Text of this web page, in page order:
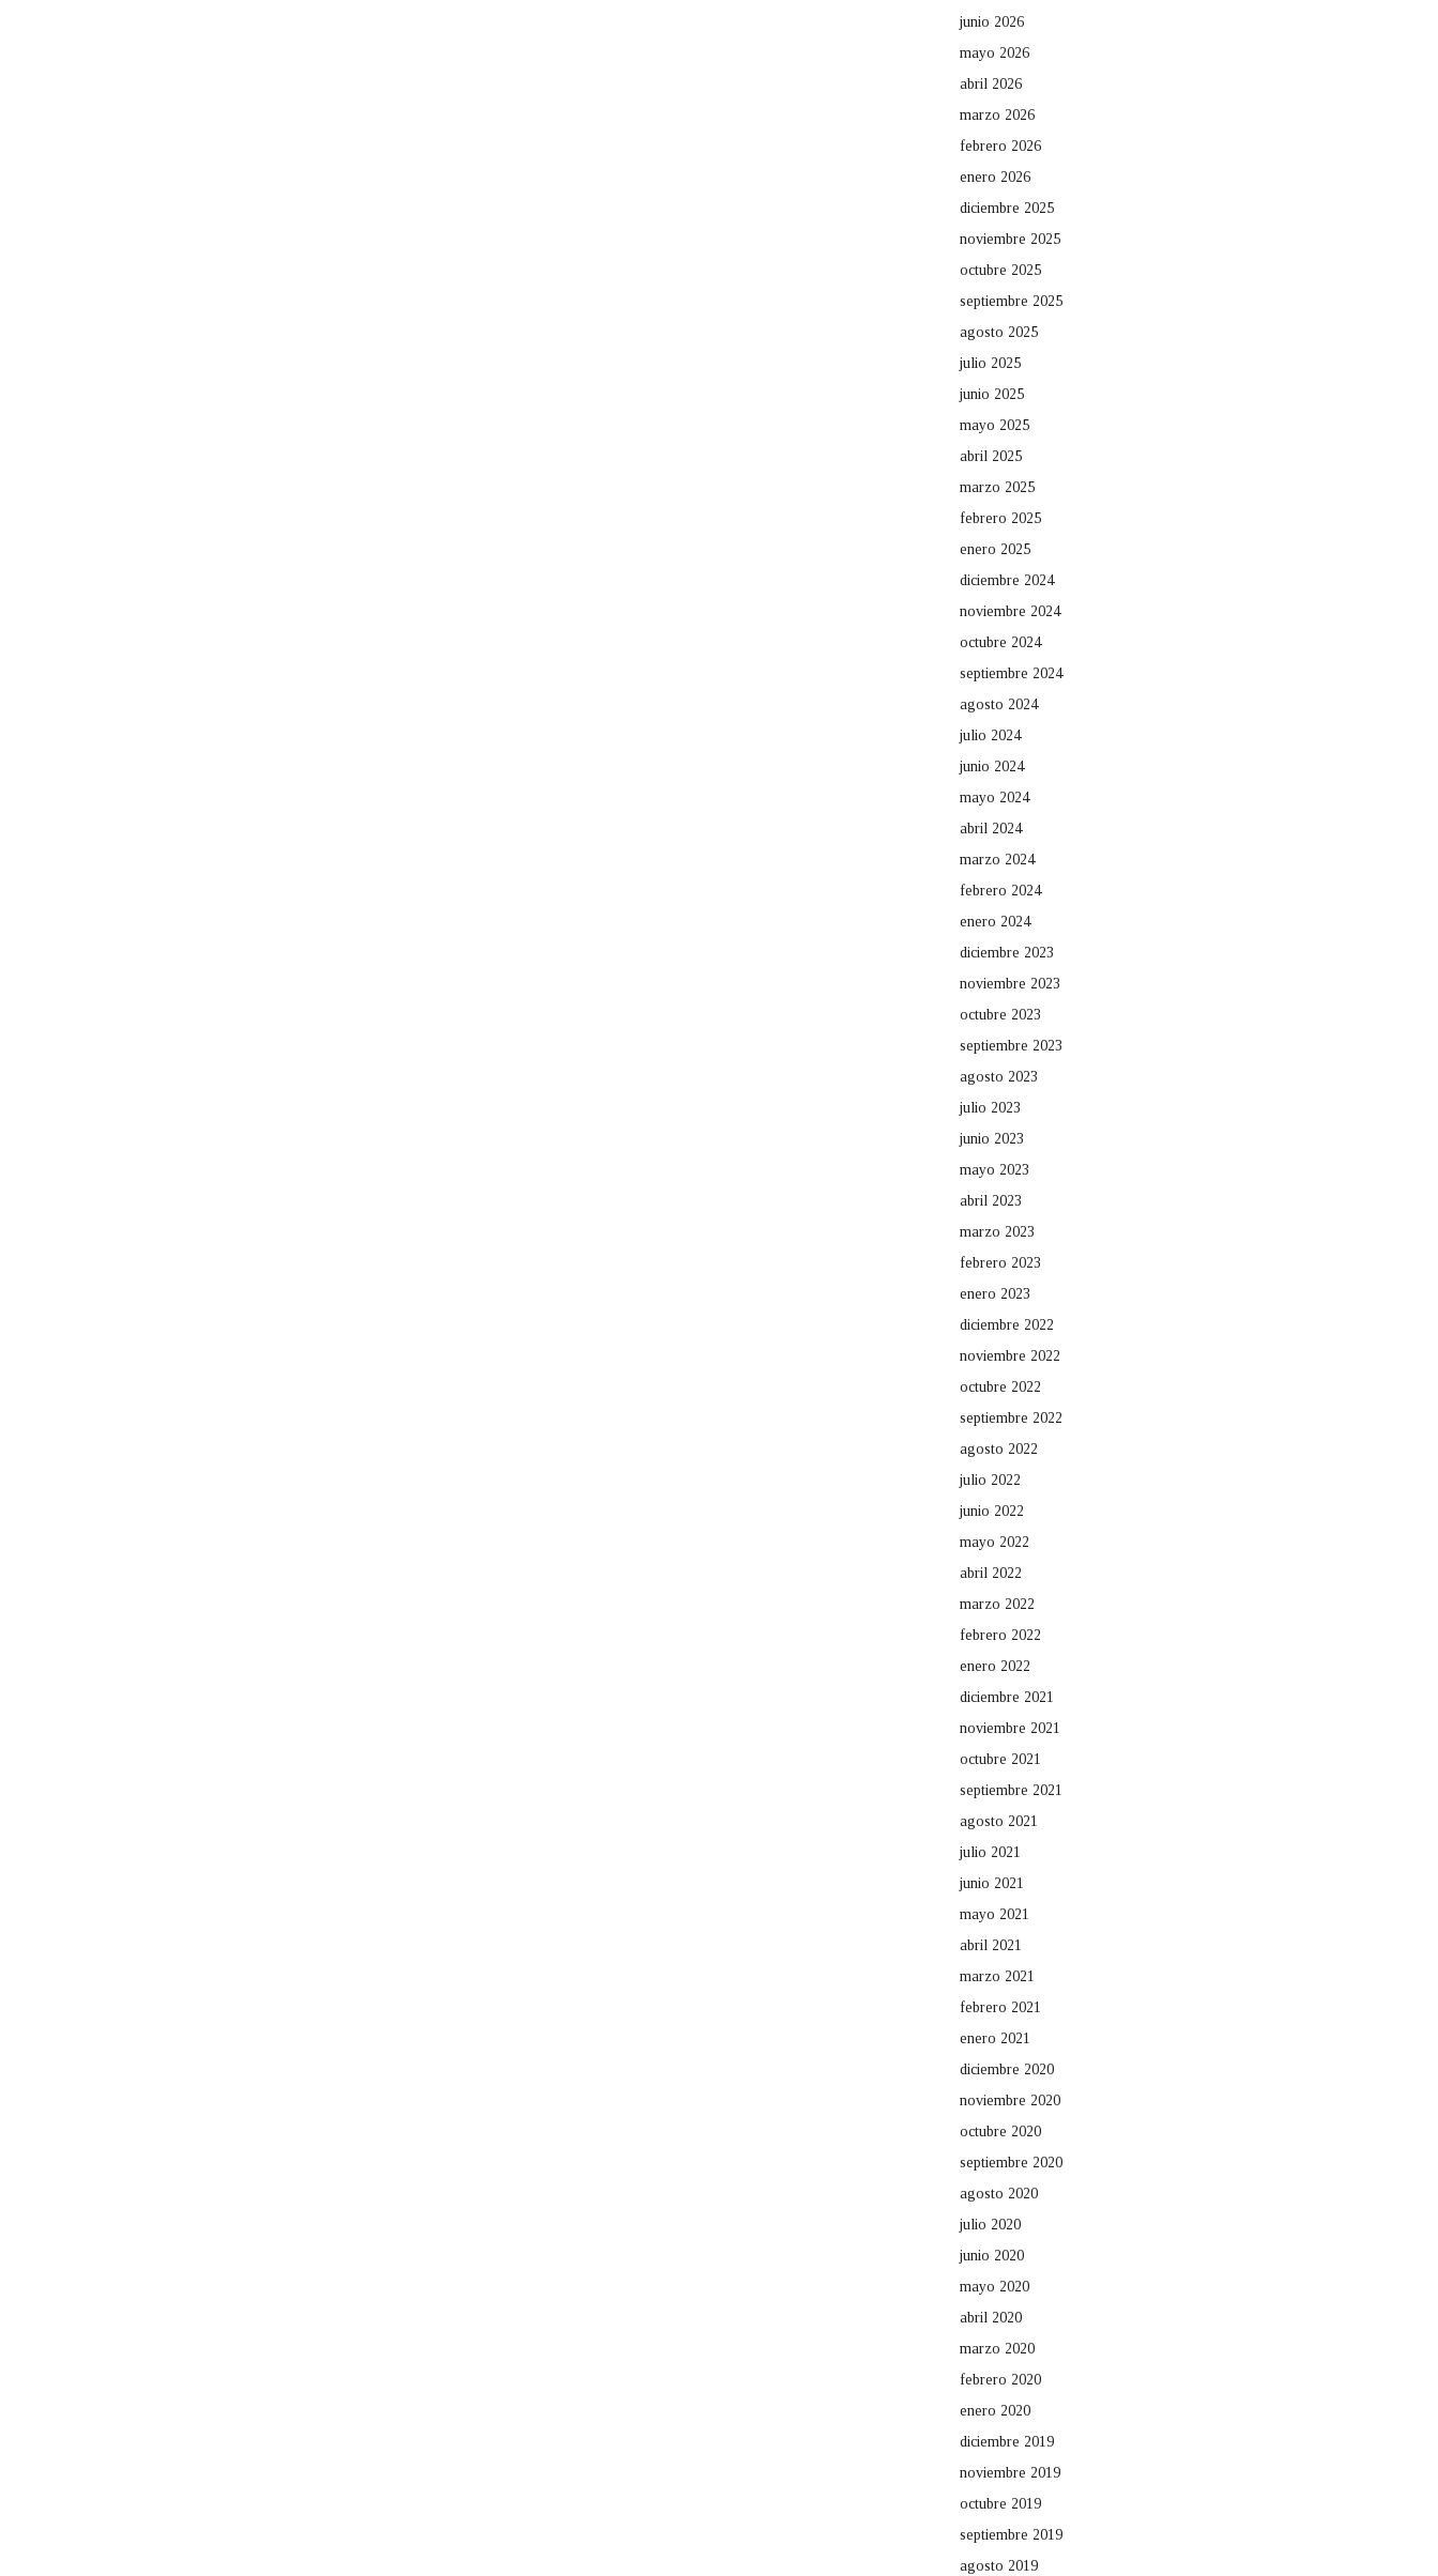
junio 2026
mayo 2026
abril 2026
marzo 2026
febrero 2026
enero 2026
diciembre 2025
noviembre 2025
octubre 2025
septiembre 2025
agosto 2025
julio 2025
junio 2025
mayo 2025
abril 2025
marzo 2025
febrero 2025
enero 2025
diciembre 2024
noviembre 2024
octubre 2024
septiembre 2024
agosto 2024
julio 2024
junio 2024
mayo 2024
abril 2024
marzo 2024
febrero 2024
enero 2024
diciembre 2023
noviembre 2023
octubre 2023
septiembre 2023
agosto 2023
julio 2023
junio 2023
mayo 2023
abril 2023
marzo 2023
febrero 2023
enero 2023
diciembre 2022
noviembre 2022
octubre 2022
septiembre 2022
agosto 2022
julio 2022
junio 2022
mayo 2022
abril 2022
marzo 2022
febrero 2022
enero 2022
diciembre 2021
noviembre 2021
octubre 2021
septiembre 2021
agosto 2021
julio 2021
junio 2021
mayo 2021
abril 2021
marzo 2021
febrero 2021
enero 2021
diciembre 2020
noviembre 2020
octubre 2020
septiembre 2020
agosto 2020
julio 2020
junio 2020
mayo 2020
abril 2020
marzo 2020
febrero 2020
enero 2020
diciembre 2019
noviembre 2019
octubre 2019
septiembre 2019
agosto 2019